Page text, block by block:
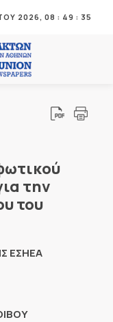
2026, 08 : 49 : 35
την
του
ΕΣΗΕΑ